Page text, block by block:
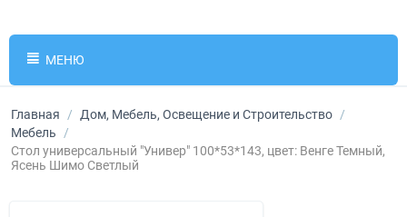
МЕНЮ
Главная / Дом, Мебель, Освещение и Строительство /
Мебель
/
Стол универсальный "Универ" 100*53*143, цвет: Венге Темный,
Ясень Шимо Светлый